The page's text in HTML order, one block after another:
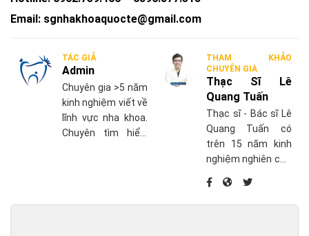
Email: sgnhakhoaquocte@gmail.com
TÁC GIẢ
Admin
Chuyên gia >5 năm
kinh nghiệm viết về
lĩnh vực nha khoa.
Chuyên tìm hiểu,
THAM KHẢO
CHUYÊN GIA
Thạc Sĩ Lê
Quang Tuấn
Thạc sĩ - Bác sĩ Lê
Quang Tuấn có
trên 15 năm kinh
nghiệm nghiên cứu
trị nha chu và điều
trị phục hồi khác